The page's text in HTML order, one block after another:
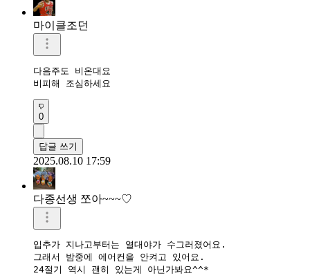
마이클조던
다음주도 비온대요
비피해 조심하세요
0
답글 쓰기
2025.08.10 17:59
다종선생 쪼아~~~♡
입추가 지나고부터는 열대야가 수그러졌어요.
그래서 밤중에 에어컨을 안켜고 있어요.
24절기 역시 괜히 있는게 아닌가봐요^^*